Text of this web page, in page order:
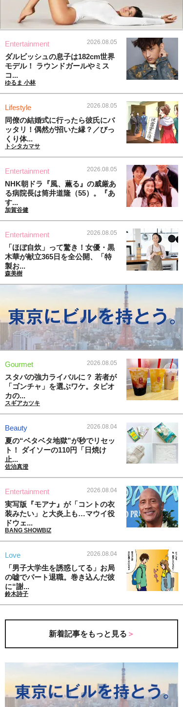
Entertainment 2026.08.05
ダルビッシュの息子は182cm世界
モデル！ ラウンドガールやミス
コ...
ゆるま 小林
Lifestyle 2026.08.05
同僚の結婚式に行ったら彼氏にバ
ッタリ！偶然が招いた縁？／びっ
くり体...
トシタカマサ
Entertainment 2026.08.05
NHK朝ドラ『風、薫る』の威厳あ
る病院長は筒井道隆（55）。『あ
す...
加賀谷健
Entertainment 2026.08.05
「ほぼ自炊」って驚き！女優・黒
木華が献立365日を全公開、「特
製お...
森美樹
Gourmet 2026.08.05
スタバの強力ライバルに？ 若者が
「ゴンチャ」を選ぶワケ。タピオ
カの...
スギアカツキ
Beauty 2026.08.04
夏の“ベタベタ地獄”が秒でリセッ
ト！ ダイソーの110円「日焼け
止...
佐治真澄
Entertainment 2026.08.04
実写版『モアナ』が「コントの衣
装みたい」と大炎上も…マウイ役
ドウェ...
BANG SHOWBIZ
Love 2026.08.04
「男子大学生を誘惑してる」お局
の嘘でパート退職。巻き込んだ彼
に“謝...
鈴木詩子
新着記事をもっと見る